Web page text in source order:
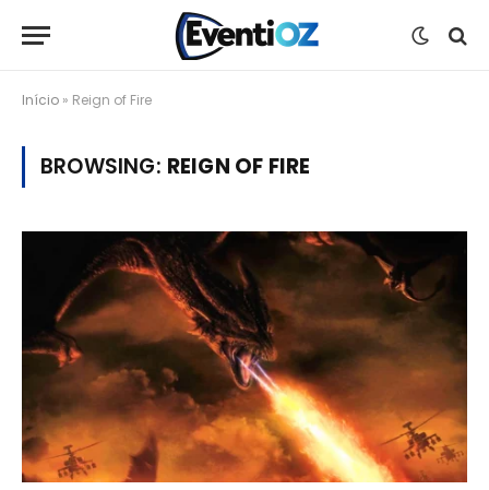
Início » Reign of Fire
BROWSING: REIGN OF FIRE